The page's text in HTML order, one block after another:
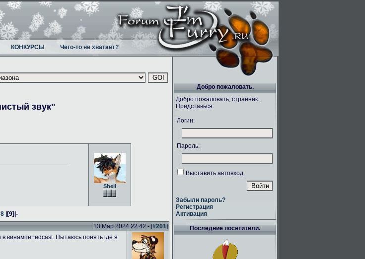
КОНКУРСЫ Чего-то не хватает?
звук"
Sheil
8|[9]|-
13 Мар 2024 22:42 - [#201]
винампе+edcast. Пытаюсь понять где я
Добро пожаловать.
Добро пожаловать, странник.
Представься:
Логин:
Пароль:
Выставить автовход.
Забыли пароль?
Регистрация
Активация
Последние посетители.